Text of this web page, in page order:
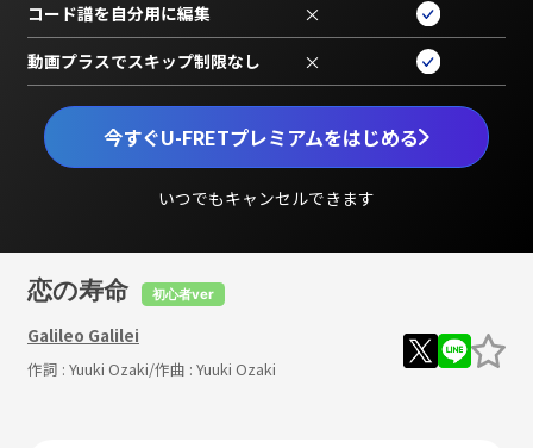
今すぐU-FRETプレミアムをはじめる
いつでもキャンセルできます
コード譜を自分用に編集 ×
動画プラスでスキップ制限なし ×
恋の寿命 初心者ver
Galileo Galilei
作詞 : Yuuki Ozaki/作曲 : Yuuki Ozaki